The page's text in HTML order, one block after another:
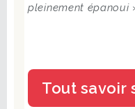
pleinement épanoui